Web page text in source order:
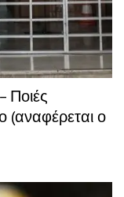
Ποιές
(αναφέρεται ο